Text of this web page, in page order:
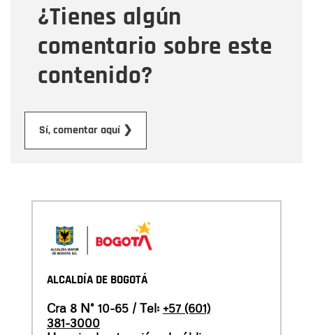
¿Tienes algún
comentario sobre este
contenido?
Sí, comentar aquí ❯
Mensaje
ALCALDÍA DE BOGOTÁ
Cra 8 N° 10-65 / Tel: +57 (601)
381-3000